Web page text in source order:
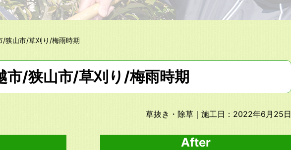
/狭山市/草刈り/梅雨時期
市/狭山市/草刈り/梅雨時期
草抜き・除草 ｜施工日：2022年6月25日
After